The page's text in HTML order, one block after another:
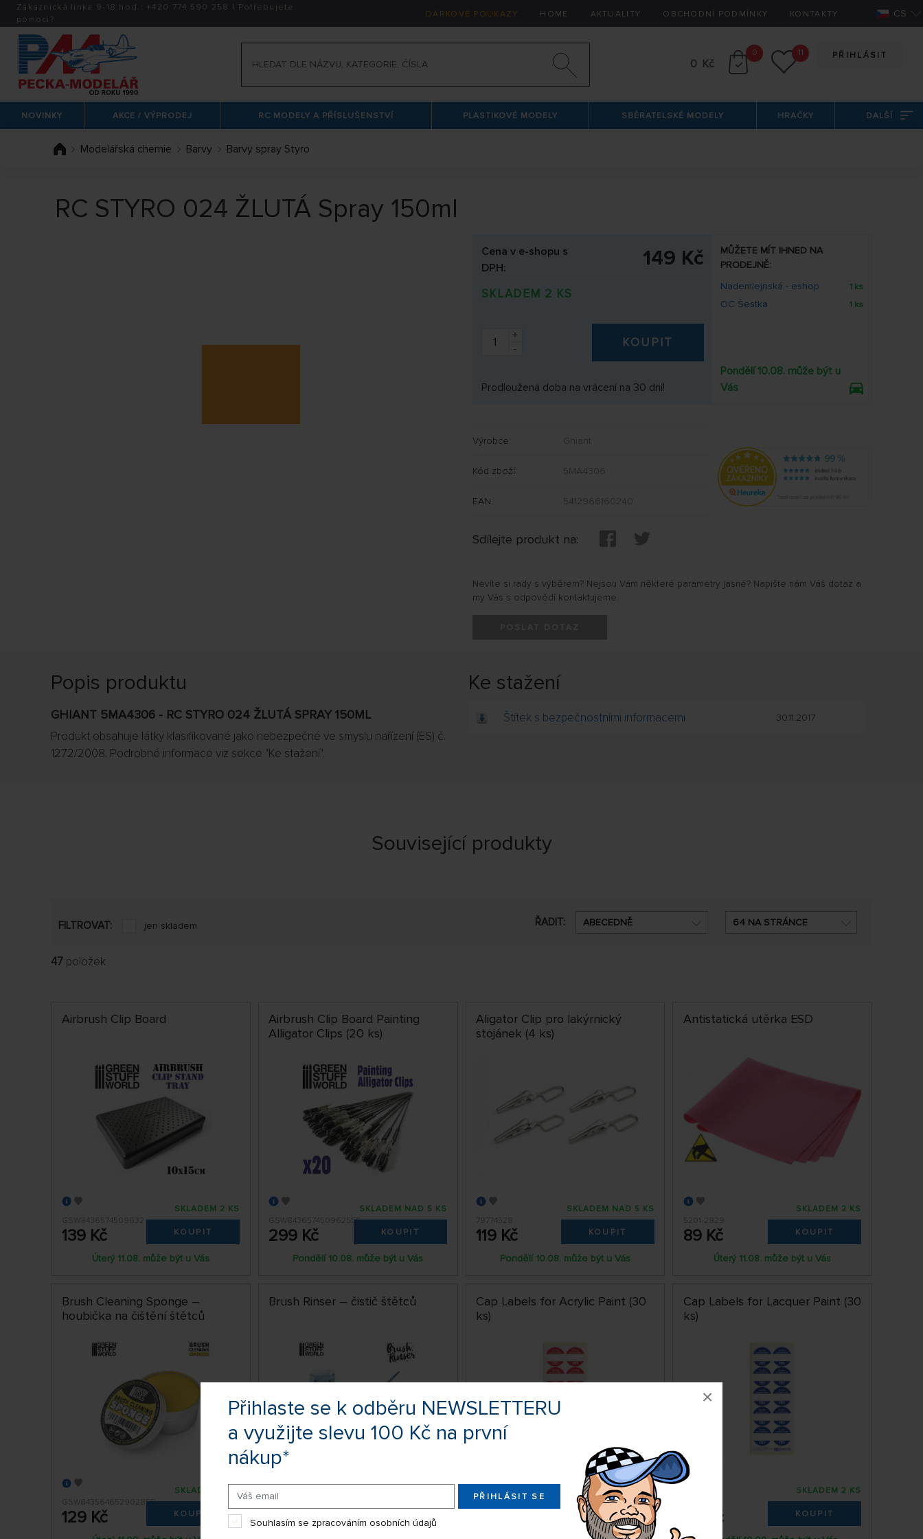
Přihlaste se k odběru NEWSLETTERU
a využijte slevu 100 Kč na první
nákup*
PŘIHLÁSIT SE
Souhlasím se zpracováním osobních údajů
×
Zákaznická linka 9-18 hod.: +420 774 590 258 | Potřebujete
pomoci?
DÁRKOVÉ POUKAZY HOME AKTUALITY OBCHODNÍ PODMÍNKY KONTAKTY CS
PŘIHLÁSIT
0 Kč
0 11
NOVINKY AKCE / VÝPRODEJ RC MODELY A PŘÍSLUŠENSTVÍ PLASTIKOVÉ MODELY SBĚRATELSKÉ MODELY HRAČKY DALŠÍ
Modelářská chemie Barvy Barvy spray Styro
RC STYRO 024 ŽLUTÁ Spray 150ml
Cena v e-shopu s
DPH:
149 Kč
SKLADEM 2 KS
+
-
KOUPIT
Prodloužená doba na vrácení na 30 dní!
MŮŽETE MÍT IHNED NA
PRODEJNĚ:
Nademlejnská - eshop
1 ks
OC Šestka 1 ks
Pondělí 10.08. může být u
Vás
Výrobce: Ghiant
Kód zboží: 5MA4306
EAN: 5412966160240
Sdílejte produkt na:
Nevíte si rady s výběrem? Nejsou Vám některé parametry jasné? Napište nám Váš dotaz a
my Vás s odpovědí kontaktujeme.
Popis produktu
GHIANT 5MA4306 - RC STYRO 024 ŽLUTÁ SPRAY 150ML
Produkt obsahuje látky klasifikované jako nebezpečné ve smyslu nařízení (ES) č.
1272/2008. Podrobné informace viz sekce "Ke stažení".
Ke stažení
Štítek s bezpečnostními informacemi 30.11.2017
Související produkty
FILTROVAT: jen skladem ŘADIT: ABECEDNĚ 64 NA STRÁNCE
47 položek
Airbrush Clip Board
GSW8436574509632
139 Kč
SKLADEM 2 KS
KOUPIT
Úterý 11.08. může být u Vás
Airbrush Clip Board Painting
Alligator Clips (20 ks)
GSW8436574509625ES
299 Kč
SKLADEM NAD 5 KS
KOUPIT
Pondělí 10.08. může být u Vás
Aligator Clip pro lakýrnický
stojánek (4 ks)
79774528
119 Kč
SKLADEM NAD 5 KS
KOUPIT
Pondělí 10.08. může být u Vás
Antistatická utěrka ESD
5201-2929
89 Kč
SKLADEM 2 KS
KOUPIT
Úterý 11.08. může být u Vás
Brush Cleaning Sponge –
houbička na čištění štětců
GSW8435646529028ES
129 Kč
SKLADEM 2 KS
KOUPIT
Brush Rinser – čistič štětců
GSW8435646506234ES
419 Kč
Cap Labels for Acrylic Paint (30
ks)
79787197
SKLADEM 1 KS
KOUPIT
Cap Labels for Lacquer Paint (30
ks)
29 Kč
SKLADEM 2 KS
KOUPIT